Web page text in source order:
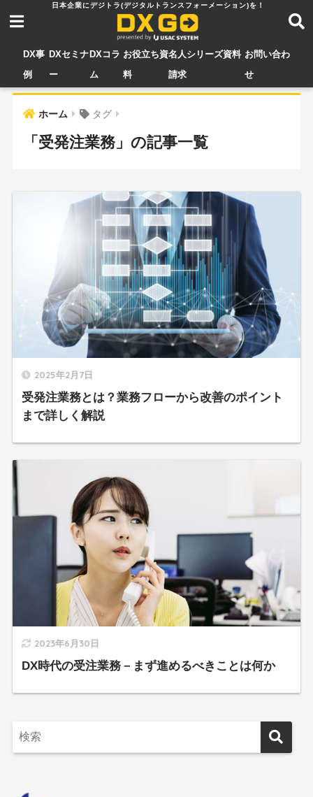
DX事
例
DXセミナ
ー
DXコラ
ム
お役立ち資
料
名人シリーズ資料
請求
お問い合わ
せ
ホーム タグ
「受発注業務」の記事一覧
2025年2月7日
受発注業務とは？業務フローから改善のポイント
まで詳しく解説
2023年6月30日
DX時代の受注業務－まず進めるべきことは何か